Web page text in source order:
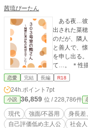
茜琉ぴーたん
ある夜…彼
出された菜
のだが、隣
と善人で、
を申し出る
て…。
恋愛 完結 長編 R18
24h.ポイント 7pt
小説 36,859 位 / 228,786件
現代 強面/不器用 身長差
自己評価低め主人公
社会人